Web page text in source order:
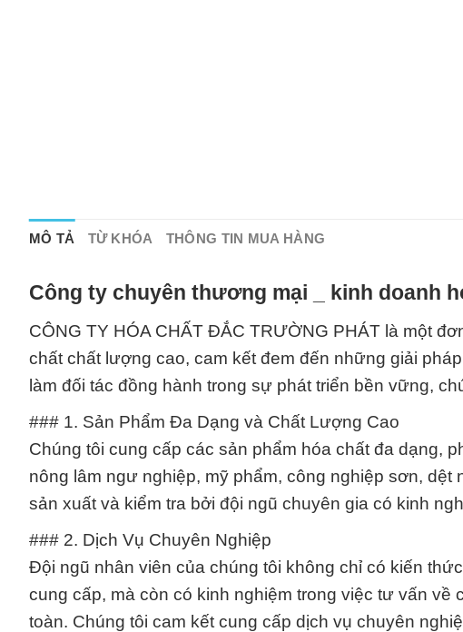
MÔ TẢ TỪ KHÓA THÔNG TIN MUA HÀNG
Công ty chuyên thương mại _ kinh doanh
CÔNG TY HÓA CHẤT ĐẮC TRƯỜNG PHÁT là một
chất chất lượng cao, cam kết đem đến những giải
làm đối tác đồng hành trong sự phát triển bền vững,
### 1. Sản Phẩm Đa Dạng và Chất Lượng Cao
Chúng tôi cung cấp các sản phẩm hóa chất đa dạng,
nông lâm ngư nghiệp, mỹ phẩm, công nghiệp sơn,
sản xuất và kiểm tra bởi đội ngũ chuyên gia có kinh
### 2. Dịch Vụ Chuyên Nghiệp
Đội ngũ nhân viên của chúng tôi không chỉ có kiến
cung cấp, mà còn có kinh nghiệm trong việc tư vấn
toàn. Chúng tôi cam kết cung cấp dịch vụ chuyên